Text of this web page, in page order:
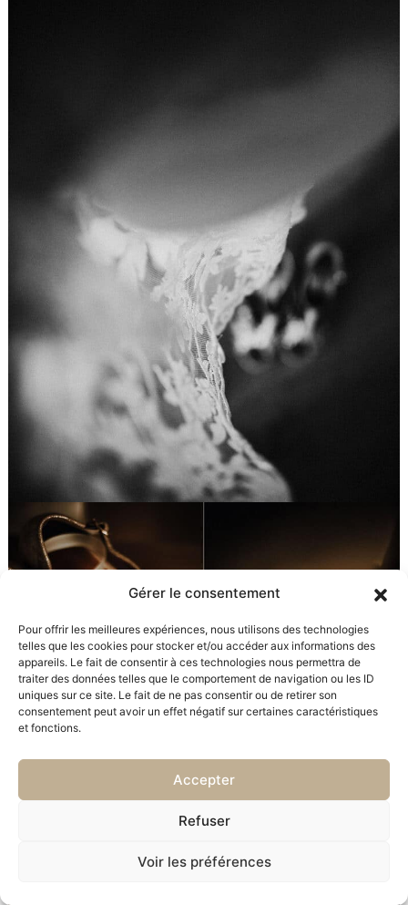
Gérer le consentement
Pour offrir les meilleures expériences, nous utilisons des technologies
telles que les cookies pour stocker et/ou accéder aux informations des
appareils. Le fait de consentir à ces technologies nous permettra de
traiter des données telles que le comportement de navigation ou les ID
uniques sur ce site. Le fait de ne pas consentir ou de retirer son
consentement peut avoir un effet négatif sur certaines caractéristiques
et fonctions.
Accepter
Refuser
Voir les préférences